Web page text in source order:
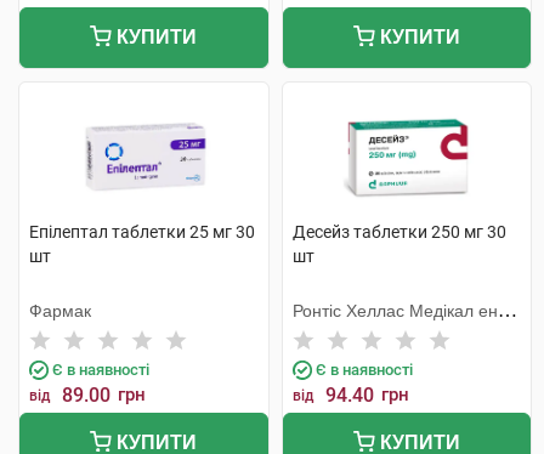
КУПИТИ КУПИТИ
Епілептал таблетки 25 мг 30
шт
Фармак
Є в наявності
від 89.00 грн
КУПИТИ
Десейз таблетки 250 мг 30
шт
Ронтіс Хеллас Медікал енд
Фармасьютікал Продактс
С.А.
Є в наявності
від 94.40 грн
КУПИТИ